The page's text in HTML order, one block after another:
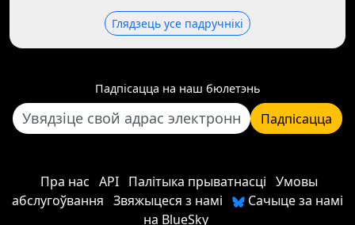
Глядзець усе падручнікі
Падпісацца на наш бюлетэнь
Падпісацца
Пра нас API Палітыка прыватнасці Умовы
абслугоўвання Звяжыцеся з намі
Сачыце за намі
на BlueSky